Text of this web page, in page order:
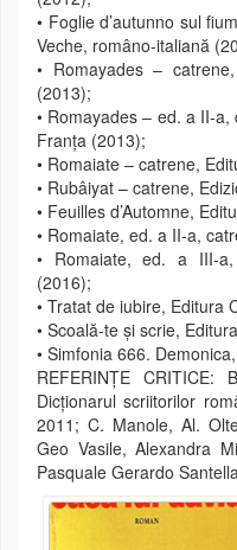
• Foglie d’autunno sul
Veche, româno-italiană
• Romayades –
(2013);
• Romayades – ed. a II-
Franța (2013);
• Romaiate – catrene,
• Rubâiyat – catrene,
• Feuilles d’Automne,
• Romaiate, ed. a II-a,
• Romaiate, ed. a III-
(2016);
• Tratat de iubire, Editura
• Scoală-te și scrie,
• Simfonia 666.
REFERINȚE
Dicționarul scriitorilor
2011; C. Manole, Al.
Geo Vasile, Alexandra
Pasquale Gerardo